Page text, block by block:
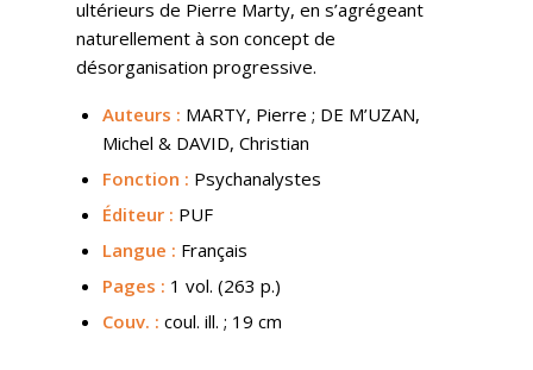
ultérieurs de Pierre Marty, en s’agrégeant
naturellement à son concept de
désorganisation progressive.
Auteurs : MARTY, Pierre ; DE M’UZAN,
Michel & DAVID, Christian
Fonction : Psychanalystes
Éditeur : PUF
Langue : Français
Pages : 1 vol. (263 p.)
Couv. : coul. ill. ; 19 cm